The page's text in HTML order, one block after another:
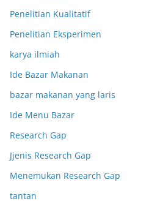
Penelitian Kualitatif
Penelitian Eksperimen
karya ilmiah
Ide Bazar Makanan
bazar makanan yang laris
Ide Menu Bazar
Research Gap
Jjenis Research Gap
Menemukan Research Gap
tantan